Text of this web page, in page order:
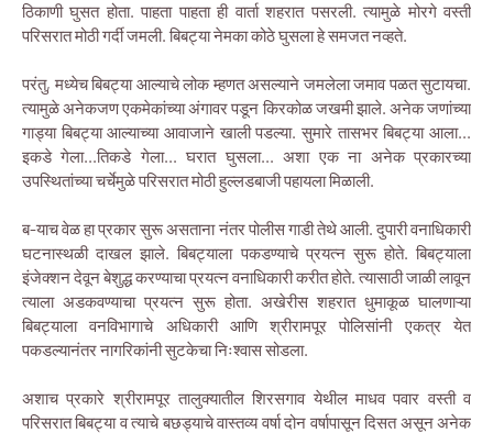
ठिकाणी घुसत होता. पाहता पाहता ही वार्ता शहरात पसरली. त्यामुळे मोरगे वस्ती
परिसरात मोठी गर्दी जमली. बिबट्या नेमका कोठे घुसला हे समजत नव्हते.
परंतु, मध्येच बिबट्या आल्याचे लोक म्हणत असल्याने जमलेला जमाव पळत सुटायचा.
त्यामुळे अनेकजण एकमेकांच्या अंगावर पडून किरकोळ जखमी झाले. अनेक जणांच्या
गाड्या बिबट्या आल्याच्या आवाजाने खाली पडल्या. सुमारे तासभर बिबट्या आला...
इकडे गेला...तिकडे गेला... घरात घुसला... अशा एक ना अनेक प्रकारच्या
उपस्थितांच्या चर्चेमुळे परिसरात मोठी हुल्लडबाजी पहायला मिळाली.
ब-याच वेळ हा प्रकार सुरू असताना नंतर पोलीस गाडी तेथे आली. दुपारी वनाधिकारी
घटनास्थळी दाखल झाले. बिबट्याला पकडण्याचे प्रयत्न सुरू होते. बिबट्याला
इंजेक्शन देवून बेशुद्ध करण्याचा प्रयत्न वनाधिकारी करीत होते. त्यासाठी जाळी लावून
त्याला अडकवण्याचा प्रयत्न सुरू होता. अखेरीस शहरात धुमाकूळ घालणाऱ्या
बिबट्याला वनविभागाचे अधिकारी आणि श्रीरामपूर पोलिसांनी एकत्र येत
पकडल्यानंतर नागरिकांनी सुटकेचा निःश्वास सोडला.
अशाच प्रकारे श्रीरामपूर तालुक्यातील शिरसगाव येथील माधव पवार वस्ती व
परिसरात बिबट्या व त्याचे बछड्याचे वास्तव्य वर्षा दोन वर्षापासून दिसत असून अनेक